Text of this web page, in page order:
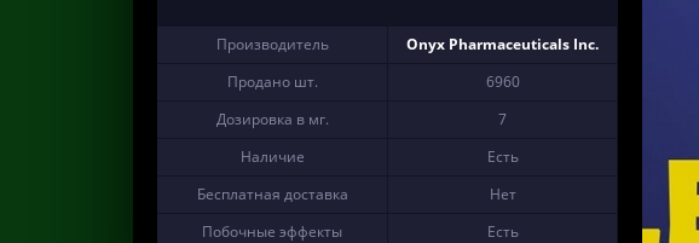
Производитель
Onyx Pharmaceuticals Inc.
Продано шт.
6960
Дозировка в мг.
7
Наличие
Есть
Бесплатная доставка
Нет
Побочные эффекты
Есть